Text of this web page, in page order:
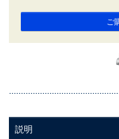
ご
説明